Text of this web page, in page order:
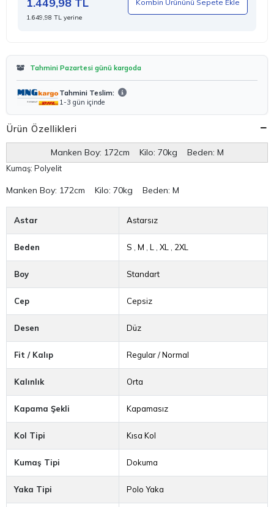
1.649,98 TL yerine
Kombin Ürününü Sepete Ekle
Tahmini Pazartesi günü kargoda
Tahmini Teslim:
1-3 gün içinde
Ürün Özellikleri
Manken Boy: 172cm Kilo: 70kg Beden: M
Kumaş: Polyelit
Manken Boy: 172cm Kilo: 70kg Beden: M
Astar Astarsız
Beden S M L XL 2XL
Boy Standart
Cep Cepsiz
Desen Düz
Fit / Kalıp Regular / Normal
Kalınlık Orta
Kapama Şekli Kapamasız
Kol Tipi Kısa Kol
Kumaş Tipi Dokuma
Yaka Tipi Polo Yaka